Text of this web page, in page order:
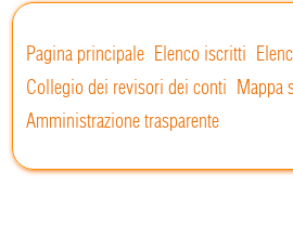
Pagina principale Elenco iscritti
Collegio dei revisori dei conti Mappa
Amministrazione trasparente